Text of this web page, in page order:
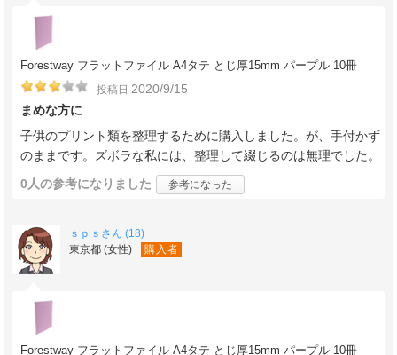
Forestway フラットファイル A4タテ とじ厚15mm パープル 10冊
投稿日 2020/9/15
まめな方に
子供のプリント類を整理するために購入しました。が、手付かず
のままです。ズボラな私には、整理して綴じるのは無理でした。
0人の参考になりました 参考になった
ｓｐｓさん (18)
東京都 (女性)
購入者
Forestway フラットファイル A4タテ とじ厚15mm パープル 10冊